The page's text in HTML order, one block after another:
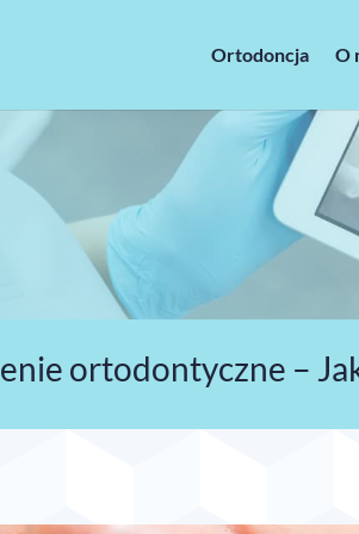
Ortodoncja O
ortodontyczne –